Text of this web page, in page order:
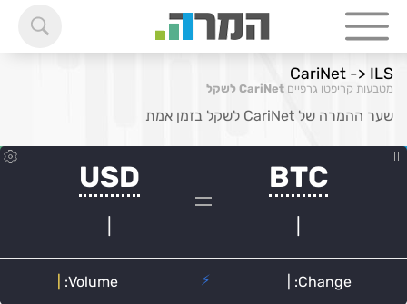
CariNet -> ILS
מטבעות קריפטו גרפיים CariNet לשקל
שער ההמרה של CariNet לשקל בזמן אמת